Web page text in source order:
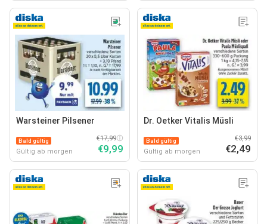
Warsteiner Pilsener
Bald gültig
Gültig ab morgen
€17,99
€9,99
Dr. Oetker Vitalis Müsli
Bald gültig
Gültig ab morgen
€3,99
€2,49